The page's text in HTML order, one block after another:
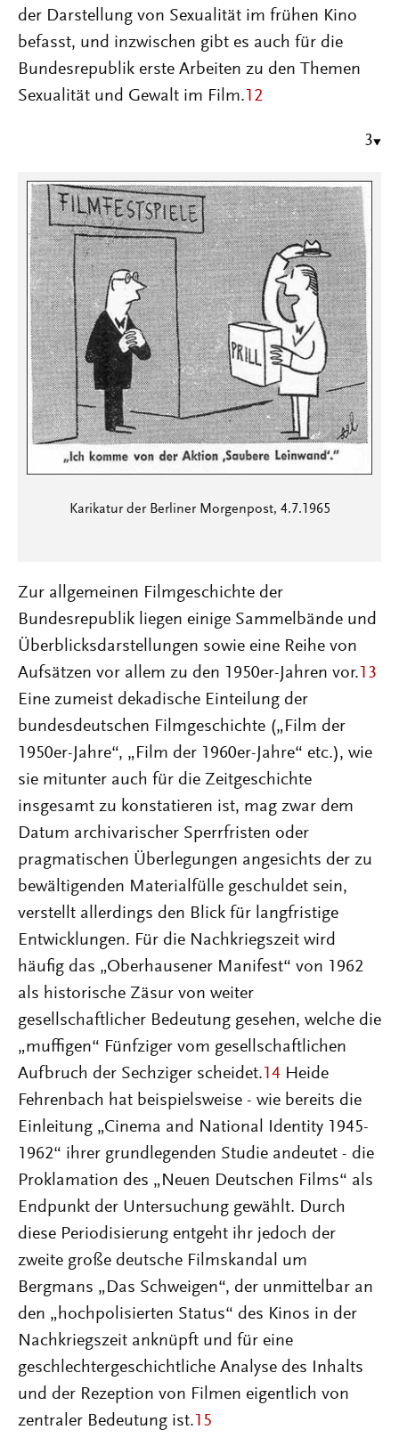
der Darstellung von Sexualität im frühen Kino
befasst, und inzwischen gibt es auch für die
Bundesrepublik erste Arbeiten zu den Themen
Sexualität und Gewalt im Film. 12
3
Karikatur der Berliner Morgenpost, 4.7.1965
Zur allgemeinen Filmgeschichte der
Bundesrepublik liegen einige Sammelbände und
Überblicksdarstellungen sowie eine Reihe von
Aufsätzen vor allem zu den 1950er-Jahren vor. 13
Eine zumeist dekadische Einteilung der
bundesdeutschen Filmgeschichte („Film der
1950er-Jahre“, „Film der 1960er-Jahre“ etc.), wie
sie mitunter auch für die Zeitgeschichte
insgesamt zu konstatieren ist, mag zwar dem
Datum archivarischer Sperrfristen oder
pragmatischen Überlegungen angesichts der zu
bewältigenden Materialfülle geschuldet sein,
verstellt allerdings den Blick für langfristige
Entwicklungen. Für die Nachkriegszeit wird
häufig das „Oberhausener Manifest“ von 1962
als historische Zäsur von weiter
gesellschaftlicher Bedeutung gesehen, welche die
„muffigen“ Fünfziger vom gesellschaftlichen
Aufbruch der Sechziger scheidet. 14 Heide
Fehrenbach hat beispielsweise - wie bereits die
Einleitung „Cinema and National Identity 1945-
1962“ ihrer grundlegenden Studie andeutet - die
Proklamation des „Neuen Deutschen Films“ als
Endpunkt der Untersuchung gewählt. Durch
diese Periodisierung entgeht ihr jedoch der
zweite große deutsche Filmskandal um
Bergmans „Das Schweigen“, der unmittelbar an
den „hochpolisierten Status“ des Kinos in der
Nachkriegszeit anknüpft und für eine
geschlechtergeschichtliche Analyse des Inhalts
und der Rezeption von Filmen eigentlich von
zentraler Bedeutung ist. 15